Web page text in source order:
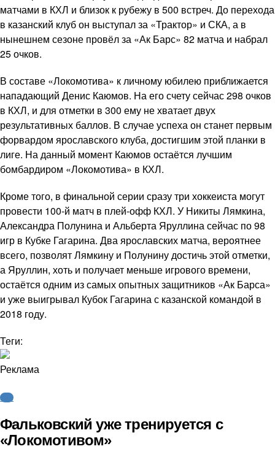
матчами в КХЛ и близок к рубежу в 500 встреч. До перехода
в казанский клуб он выступал за «Трактор» и СКА, а в
нынешнем сезоне провёл за «Ак Барс» 82 матча и набрал
25 очков.
В составе «Локомотива» к личному юбилею приближается
нападающий Денис Каюмов. На его счету сейчас 298 очков
в КХЛ, и для отметки в 300 ему не хватает двух
результативных баллов. В случае успеха он станет первым
форвардом ярославского клуба, достигшим этой планки в
лиге. На данный момент Каюмов остаётся лучшим
бомбардиром «Локомотива» в КХЛ.
Кроме того, в финальной серии сразу три хоккеиста могут
провести 100-й матч в плей-офф КХЛ. У Никиты Лямкина,
Александра Полунина и Альберта Яруллина сейчас по 98
игр в Кубке Гагарина. Два ярославских матча, вероятнее
всего, позволят Лямкину и Полунину достичь этой отметки,
а Яруллин, хоть и получает меньше игрового времени,
остаётся одним из самых опытных защитников «Ак Барса»
и уже выигрывал Кубок Гагарина с казанской командой в
2018 году.
Теги:
Реклама
КХЛ
Фальковский уже тренируется с
«Локомотивом»